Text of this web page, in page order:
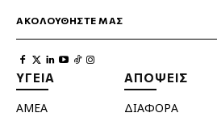
ΑΚΟΛΟΥΘΗΣΤΕ ΜΑΣ
ΥΓΕΙΑ
ΑΜΕΑ
ΑΠΟΨΕΙΣ
ΔΙΑΦΟΡΑ